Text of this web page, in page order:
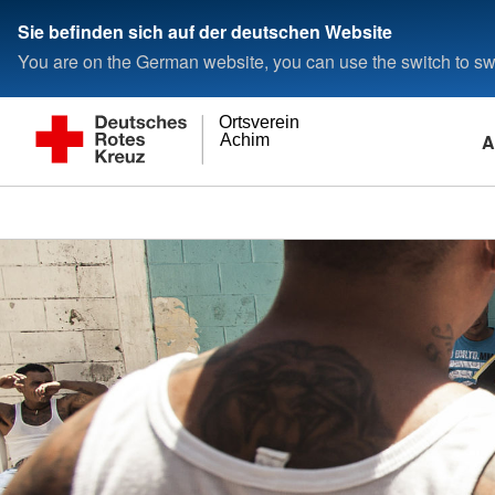
Sie befinden sich auf der deutschen Website
You are on the German website, you can use the switch to
Achim
Ortsverein